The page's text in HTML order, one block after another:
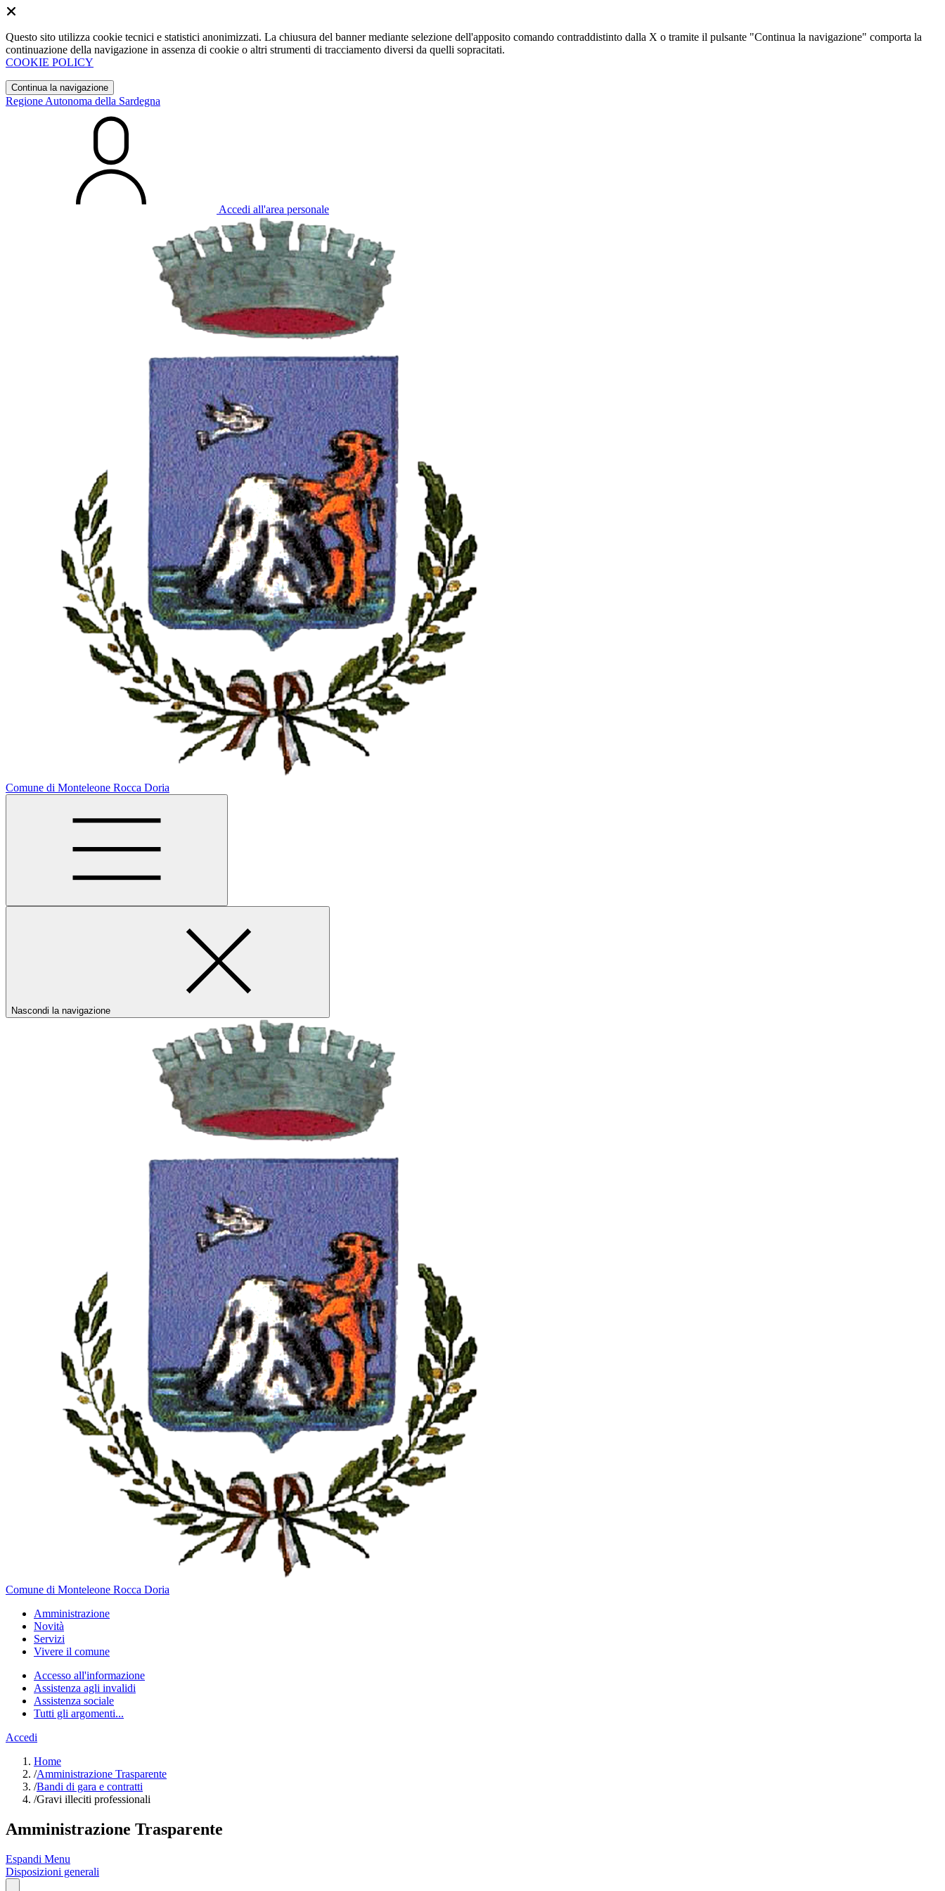
Questo sito utilizza cookie tecnici e statistici anonimizzati. La chiusura del banner mediante selezione dell'apposito comando contraddistinto dalla X o tramite il pulsante "Continua la navigazione" comporta la
continuazione della navigazione in assenza di cookie o altri strumenti di tracciamento diversi da quelli sopracitati.
COOKIE POLICY
Continua la navigazione
Regione Autonoma della Sardegna
Accedi all'area personale
Comune di Monteleone Rocca Doria
Nascondi la navigazione
Comune di Monteleone Rocca Doria
Amministrazione
Novità
Servizi
Vivere il comune
Accesso all'informazione
Assistenza agli invalidi
Assistenza sociale
Tutti gli argomenti...
Accedi
Home
/Amministrazione Trasparente
/Bandi di gara e contratti
/Gravi illeciti professionali
Amministrazione Trasparente
Espandi Menu
Disposizioni generali